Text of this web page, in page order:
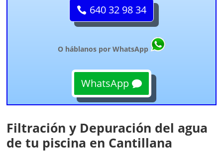
640 32 98 34
O háblanos por WhatsApp
WhatsApp
Filtración y Depuración del agua
de tu piscina en Cantillana